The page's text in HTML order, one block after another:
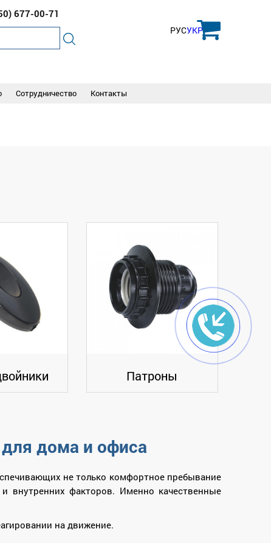
Сотрудничество Контакты
677-00-71
РУСУКР
Патроны
дома и офиса
не только комфортное пребывание
внутренних факторов. Именно качественные
на движение.